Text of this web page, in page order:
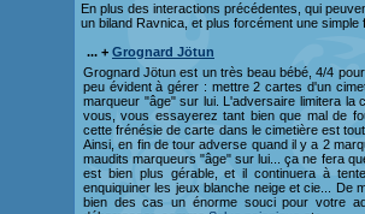
En plus des interactions précédentes, qui
un biland Ravnica, et plus forcément une
... + Grognard Jötun
Grognard Jötun est un très beau bébé, 4/4
peu évident à gérer : mettre 2 cartes d'un
marqueur "âge" sur lui. L'adversaire limitera
vous, vous essayerez tant bien que mal de
cette frénésie de carte dans le cimetière est
Ainsi, en fin de tour adverse quand il y a 2
maudits marqueurs "âge" sur lui... ça ne fera
est bien plus gérable, et il continuera à
enquiquiner les jeux blanche neige et cie... De
bien des cas un énorme souci pour votre